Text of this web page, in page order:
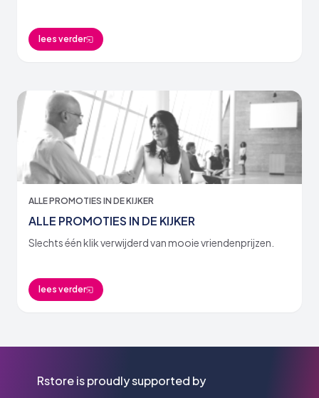
lees verder
ALLE PROMOTIES IN DE KIJKER
ALLE PROMOTIES IN DE KIJKER
Slechts één klik verwijderd van mooie vriendenprijzen.
lees verder
Rstore is proudly supported by